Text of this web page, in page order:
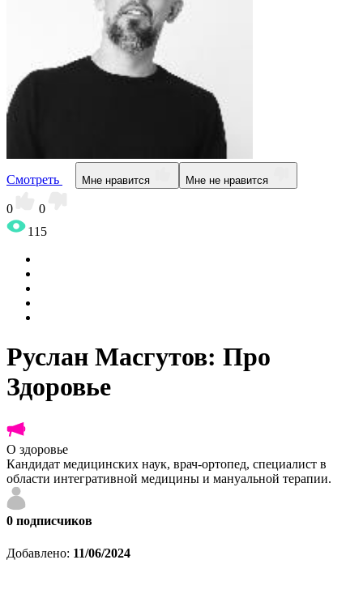
Смотреть Мне нравится Мне не нравится
0
0
115
Руслан Масгутов: Про
Здоровье
О здоровье
Кандидат медицинских наук, врач-ортопед, специалист в
области интегративной медицины и мануальной терапии.
0 подписчиков
Добавлено: 11/06/2024